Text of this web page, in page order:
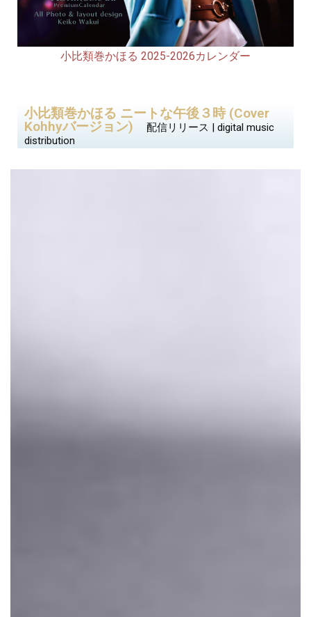
小比類巻かほる 2025-2026カレンダー
小比類巻かほる ニートな午後３時 (Cover
Kohhyバージョン)
配信リリース | digital music
distribution